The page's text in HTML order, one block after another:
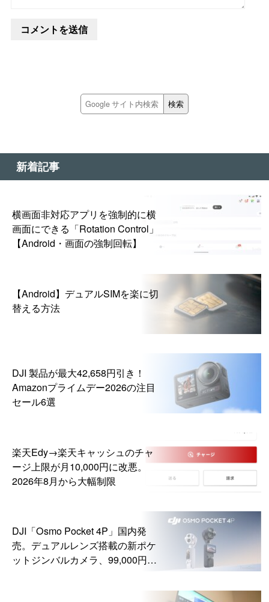
新着記事
横画面非対応アプリを強制的に横
画面にできる「Rotation Control」
【Android・画面の強制回転】
【Android】デュアルSIMを楽に切
替える方法
DJI 製品が最大42,658円引き！
Amazonプライムデー2026の注目
セール6選
楽天Edy→楽天キャッシュのチャ
ージ上限が月10,000円に改悪。
2026年8月から大幅制限
DJI「Osmo Pocket 4P」国内発
売。デュアルレンズ搭載の新ポケ
ットジンバルカメラ、99,000円か